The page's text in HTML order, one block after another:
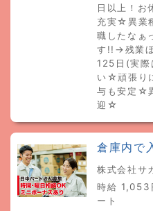
日以上！お
充実☆異業
職したなぁ
す!!→残業
125日(実際
い☆頑張り
与も安定☆
迎☆
倉庫内で
株式会社サ
時給 1,053
ート